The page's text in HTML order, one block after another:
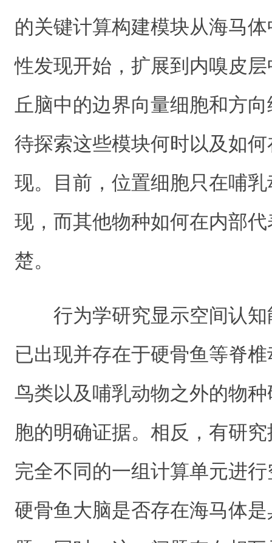
的关键计算构建模块从海马
性发现开始，扩展到内嗅皮
丘脑中的边界向量细胞和方
待探索这些模块何时以及如
现。目前，位置细胞只在哺
现，而其他物种如何在内部
楚。
行为学研究显示空间认
已出现并存在于硬骨鱼等脊
鸟类以及哺乳动物之外的物
胞的明确证据。相反，有研
完全不同的一组计算单元进
硬骨鱼大脑是否存在海马体